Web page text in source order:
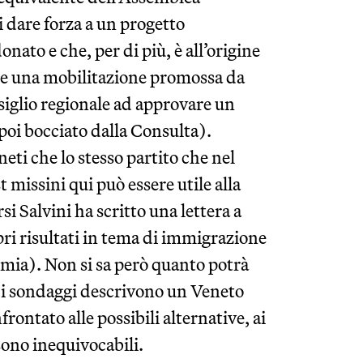
forza a un progetto
e che, per di più, è all’origine
una mobilitazione promossa da
regionale ad approvare un
bocciato dalla Consulta).
che lo stesso partito che nel
qui può essere utile alla
Salvini ha scritto una lettera a
risultati in tema di immigrazione
Non si sa però quanto potrà
descrivono un Veneto
alle possibili alternative, ai
inequivocabili.